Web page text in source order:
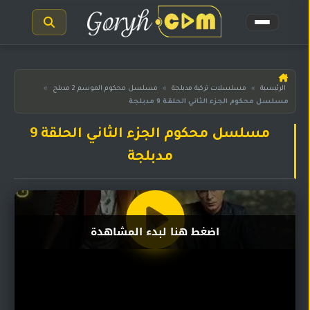
الرئيسية
مسلسلات
المترجمة
مدبلجة
الرئيسية » مسلسلات تركية مدبلجة » مسلسل محكوم الموسم 2 مدبلج
»
مسلسل محكوم الجزء الثاني الحلقة 9 مدبلجة
مسلسل محكوم الجزء الثاني الحلقة 9
مدبلجة
اضغط هنا لبدء المشاهدة